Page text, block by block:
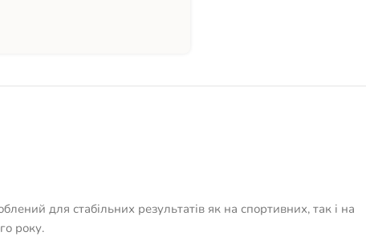
для стабільних результатів як на спортивних, так і на
року.